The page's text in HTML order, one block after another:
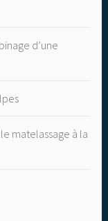
d’une
matelassage à la